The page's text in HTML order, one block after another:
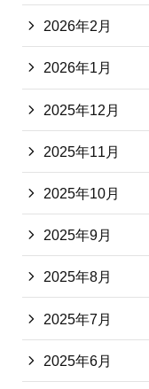
2026年2月
2026年1月
2025年12月
2025年11月
2025年10月
2025年9月
2025年8月
2025年7月
2025年6月